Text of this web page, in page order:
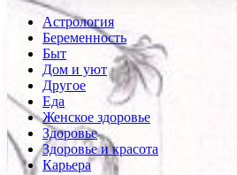
Астрология
Беременность
Быт
Дом и уют
Другое
Еда
Женское здоровье
Здоровье
Здоровье и красота
Карьера